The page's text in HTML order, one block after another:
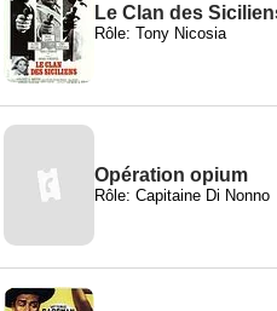
Le Clan des
Rôle: Tony Nicosia
Opération opium
Rôle: Capitaine Di Nonno